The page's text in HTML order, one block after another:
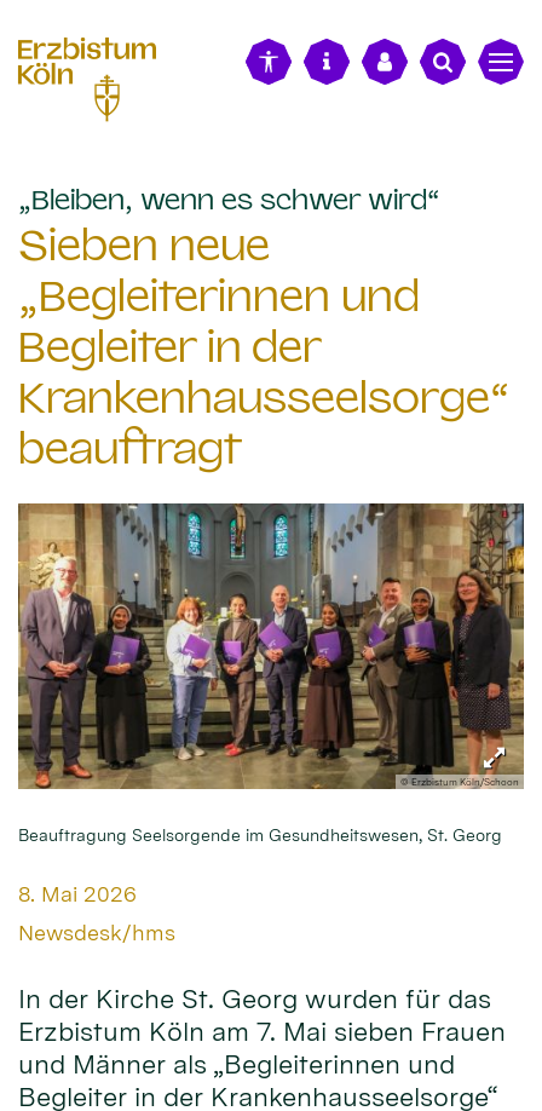
„Bleiben, wenn es schwer wird“
Sieben neue
„Begleiterinnen und
Begleiter in der
Krankenhausseelsorge“
beauftragt
© Erzbistum Köln/Schoon
Beauftragung Seelsorgende im Gesundheitswesen, St. Georg
Datum:
8. Mai 2026
Von:
Newsdesk/hms
In der Kirche St. Georg wurden für das
Erzbistum Köln am 7. Mai sieben Frauen
und Männer als „Begleiterinnen und
Begleiter in der Krankenhausseelsorge“